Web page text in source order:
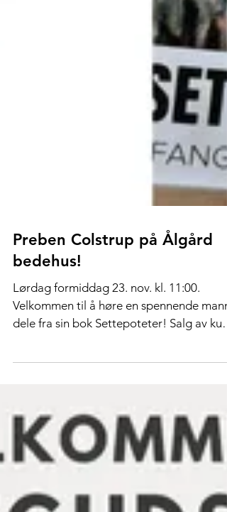
Preben Colstrup på Ålgård
bedehus!
Lørdag formiddag 23. nov. kl. 11:00.